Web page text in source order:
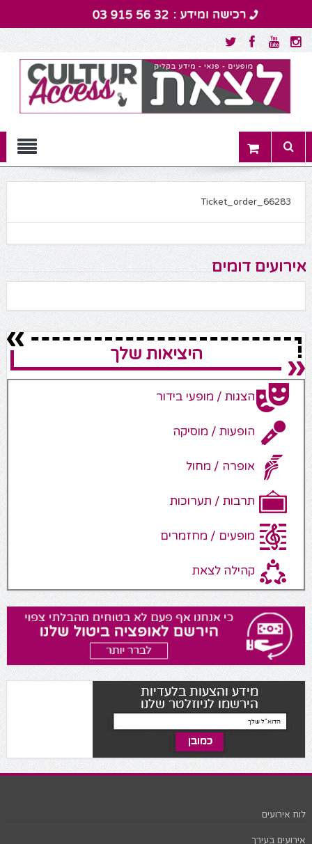
Menu
Ticket_order_66283
אירועים דומים
היציאות שלך
הצגות / מופעי בידור
הופעות / מוסיקה
אופרה / מחול
תרבות / תערוכות
מופעים / מחזמרים
קהילה לצאת
לוח אירועים
אירועים בעירך